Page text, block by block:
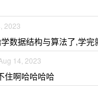
2023
数据结构与算法了,学完
14, 2023
住啊哈哈哈哈